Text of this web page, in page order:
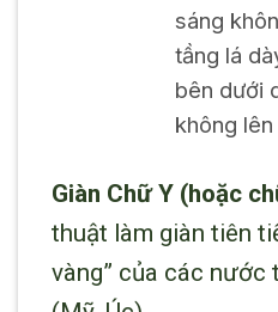
sáng
tầng lá
bên dưới
không
Giàn Chữ Y (hoặc
thuật làm giàn tiên
vàng” của các nước